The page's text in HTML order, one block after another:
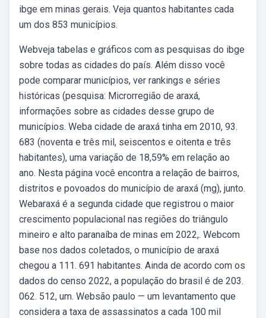
ibge em minas gerais. Veja quantos habitantes cada
um dos 853 municípios.
Webveja tabelas e gráficos com as pesquisas do ibge
sobre todas as cidades do país. Além disso você
pode comparar municípios, ver rankings e séries
históricas (pesquisa: Microrregião de araxá,
informações sobre as cidades desse grupo de
municípios. Weba cidade de araxá tinha em 2010, 93.
683 (noventa e três mil, seiscentos e oitenta e três
habitantes), uma variação de 18,59% em relação ao
ano. Nesta página você encontra a relação de bairros,
distritos e povoados do município de araxá (mg), junto.
Webaraxá é a segunda cidade que registrou o maior
crescimento populacional nas regiões do triângulo
mineiro e alto paranaíba de minas em 2022,. Webcom
base nos dados coletados, o município de araxá
chegou a 111. 691 habitantes. Ainda de acordo com os
dados do censo 2022, a população do brasil é de 203.
062. 512, um. Websão paulo — um levantamento que
considera a taxa de assassinatos a cada 100 mil